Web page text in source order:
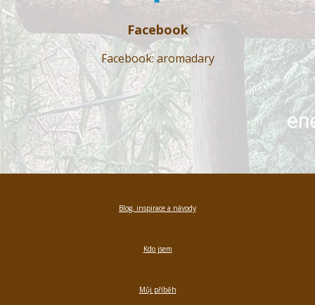
Facebook
Facebook: aromadary
Blog, inspirace a návody
Kdo jsem
Můj příběh